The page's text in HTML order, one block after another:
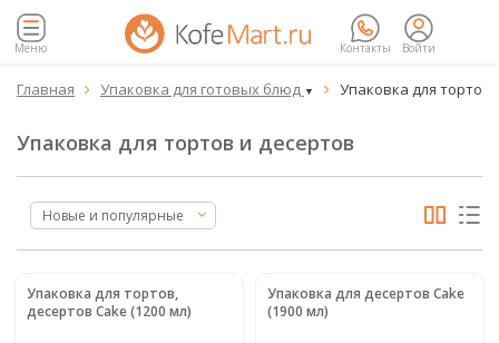
Меню Контакты Войти
Главная  Упаковка для готовых блюд ▼  Упаковка для тортов
Упаковка для тортов и десертов
Новые и популярные
Упаковка для тортов,
десертов Cake (1200 мл)
Упаковка для десертов Cake
(1900 мл)